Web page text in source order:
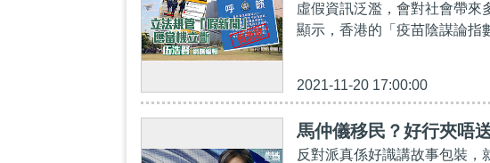
虛假資訊泛濫，會對社會帶來
顯示，香港的「疫苗陰謀論指
2021-11-20 17:00:00
馬仲儀移民？好行夾唔送
反對派真係好識講故事包裝，